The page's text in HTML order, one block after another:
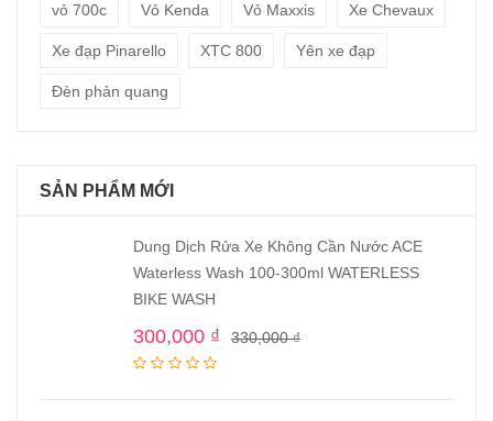
vỏ 700c Vỏ Kenda Vỏ Maxxis Xe Chevaux
Xe đạp Pinarello XTC 800 Yên xe đạp
Đèn phản quang
SẢN PHẨM MỚI
Dung Dịch Rửa Xe Không Cần Nước ACE
Waterless Wash 100-300ml WATERLESS
BIKE WASH
330,000₫
300,000 ₫